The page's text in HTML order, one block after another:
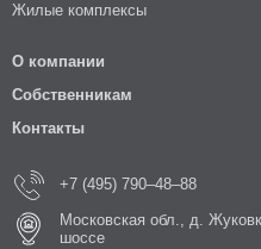
Жилые комплексы
О компании
Собственникам
Контакты
+7 (495) 790–48–88
Московская обл., д.
шоссе